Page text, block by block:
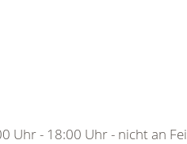
Uhr - 18:00 Uhr - nicht an